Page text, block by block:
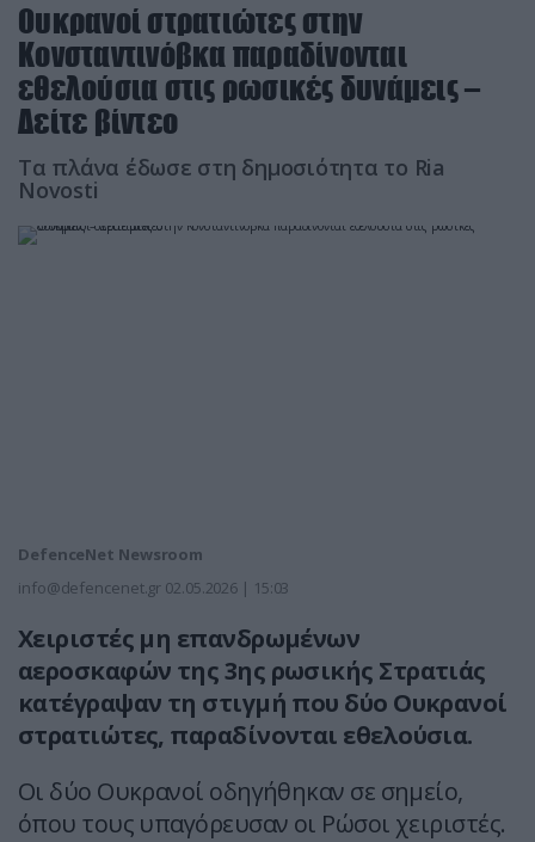
Ουκρανοί στρατιώτες στην
Κονσταντινόβκα παραδίνονται
εθελούσια στις ρωσικές δυνάμεις –
Δείτε βίντεο
Τα πλάνα έδωσε στη δημοσιότητα το Ria
Novosti
DefenceNet Newsroom
info@defencenet.gr 02.05.2026 | 15:03
Χειριστές μη επανδρωμένων
αεροσκαφών της 3ης ρωσικής Στρατιάς
κατέγραψαν τη στιγμή που δύο Ουκρανοί
στρατιώτες, παραδίνονται εθελούσια.
Οι δύο Ουκρανοί οδηγήθηκαν σε σημείο,
όπου τους υπαγόρευσαν οι Ρώσοι χειριστές.